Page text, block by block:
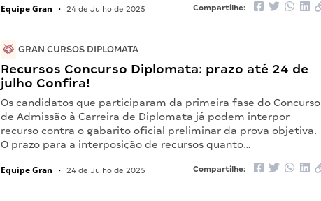
Equipe Gran • 24 de Julho de 2025 Compartilhe:
GRAN CURSOS DIPLOMATA
Recursos Concurso Diplomata: prazo até 24 de
julho Confira!
Os candidatos que participaram da primeira fase do Concurso
de Admissão à Carreira de Diplomata já podem interpor
recurso contra o gabarito oficial preliminar da prova objetiva.
O prazo para a interposição de recursos quanto…
Equipe Gran • 24 de Julho de 2025 Compartilhe: